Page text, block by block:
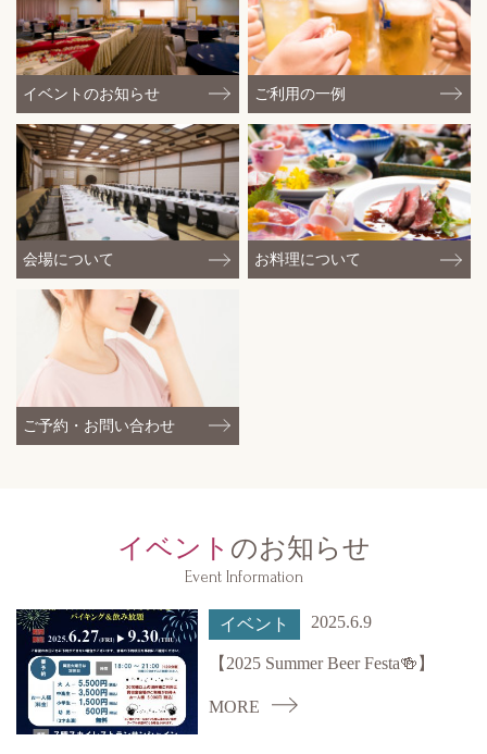
イベントのお知らせ ご利用の一例
会場について お料理について
ご予約・ お問い合わせ
イベント のお知らせ
Event Information
イベント 2025.6.9
【2025 Summer Beer Festa🍻】
MORE